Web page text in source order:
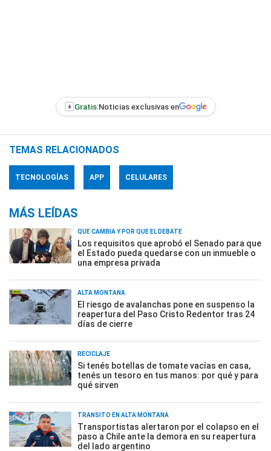
+ Gratis:Noticias exclusivas en
TEMAS RELACIONADOS
TECNOLOGÍAS APP CELULARES
MÁS LEÍDAS
QUÉ CAMBIA Y POR QUÉ EL DEBATE
Los requisitos que aprobó el Senado para que
el Estado pueda quedarse con un inmueble o
una empresa privada
ALTA MONTAÑA
El riesgo de avalanchas pone en suspenso la
reapertura del Paso Cristo Redentor tras 24
días de cierre
RECICLAJE
Si tenés botellas de tomate vacías en casa,
tenés un tesoro en tus manos: por qué y para
qué sirven
TRÁNSITO EN ALTA MONTAÑA
Transportistas alertaron por el colapso en el
paso a Chile ante la demora en su reapertura
del lado argentino